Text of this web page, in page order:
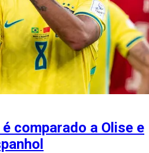
comparado a Olise e